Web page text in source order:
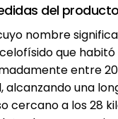
del producto
nombre
que
entre
alcanzando una
cercano a los 28